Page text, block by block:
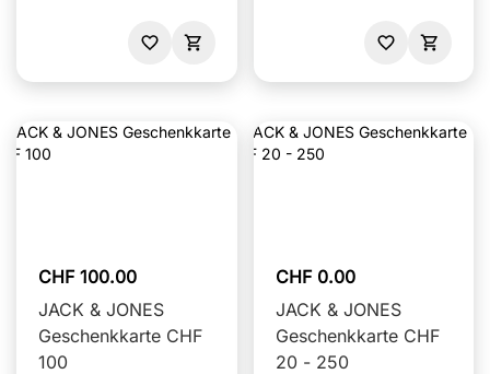
CHF 100.00
JACK & JONES
Geschenkkarte CHF
100
CHF 0.00
JACK & JONES
Geschenkkarte CHF
20 - 250